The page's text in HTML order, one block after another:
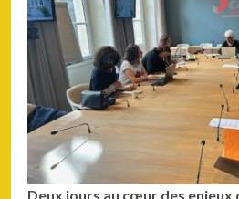
Deux jours au cœur des enjeux